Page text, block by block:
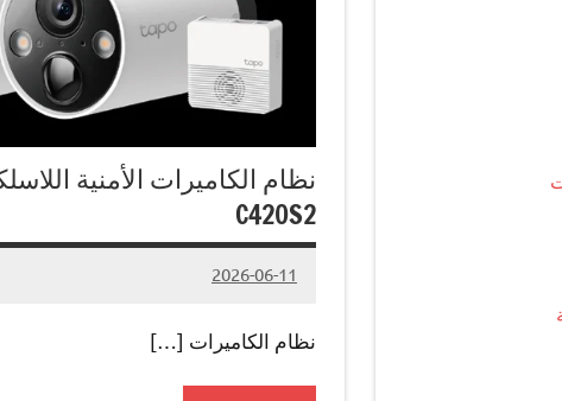
C420S2
2026-06-11
Admin#
لا
تعليقات
نظام الكاميرات […]